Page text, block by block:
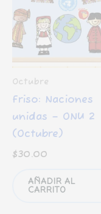
Octubre
Friso: Naciones
unidas – ONU 2
(Octubre)
$30.00
AÑADIR AL
CARRITO